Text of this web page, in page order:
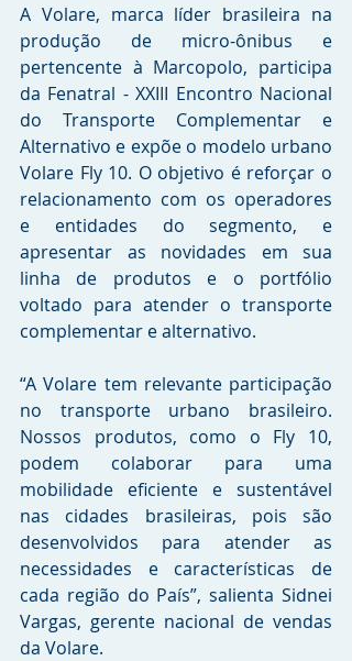
A Volare, marca líder brasileira na
produção de micro-ônibus e
pertencente à Marcopolo, participa
da Fenatral - XXIII Encontro Nacional
do Transporte Complementar e
Alternativo e expõe o modelo urbano
Volare Fly 10. O objetivo é reforçar o
relacionamento com os operadores
e entidades do segmento, e
apresentar as novidades em sua
linha de produtos e o portfólio
voltado para atender o transporte
complementar e alternativo.
“A Volare tem relevante participação
no transporte urbano brasileiro.
Nossos produtos, como o Fly 10,
podem colaborar para uma
mobilidade eficiente e sustentável
nas cidades brasileiras, pois são
desenvolvidos para atender as
necessidades e características de
cada região do País”, salienta Sidnei
Vargas, gerente nacional de vendas
da Volare.